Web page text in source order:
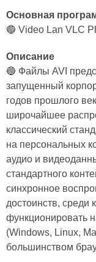
Основная
🔵 Video Lan VLC
Описание
🔵 Файлы AVI
запущенный
годов прошлого
широчайшее
классический
на персональных
аудио и
стандартного
синхронное
достоинств, среди
функционировать
(Windows, Linux,
большинством